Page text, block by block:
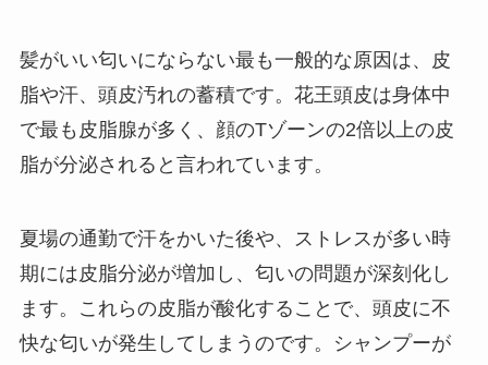
髪がいい匂いにならない最も一般的な原因は、皮
脂や汗、頭皮汚れの蓄積です。花王頭皮は身体中
で最も皮脂腺が多く、顔のTゾーンの2倍以上の皮
脂が分泌されると言われています。
夏場の通勤で汗をかいた後や、ストレスが多い時
期には皮脂分泌が増加し、匂いの問題が深刻化し
ます。これらの皮脂が酸化することで、頭皮に不
快な匂いが発生してしまうのです。シャンプーが